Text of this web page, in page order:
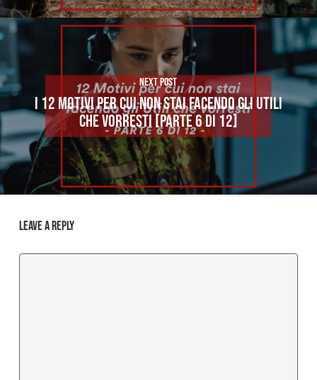
Next Post
I 12 MOTIVI PER CUI NON STAI FACENDO GLI UTILI
CHE VORRESTI [PARTE 6 di 12]
Leave a Reply